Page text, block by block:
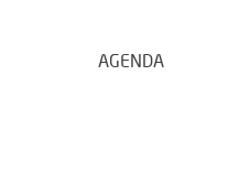
AGENDA